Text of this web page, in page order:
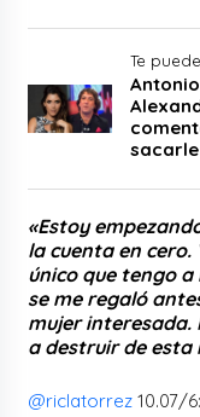
Te
«Estoy
la cuenta en
único que tengo
se me regaló
mujer interesada.
a destruir de esta
@riclatorrez 10.07/